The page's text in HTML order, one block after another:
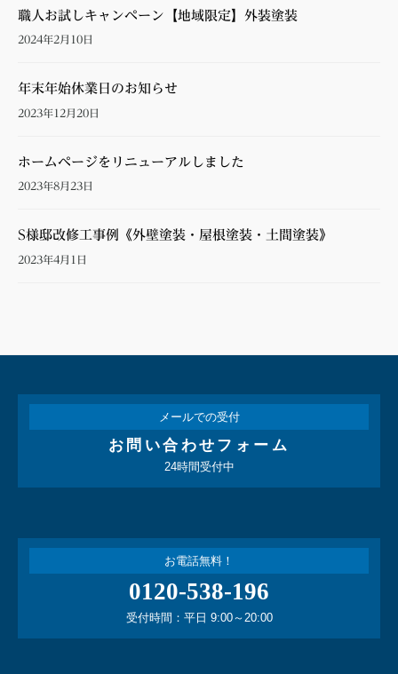
職人お試しキャンペーン【地域限定】外装塗装
2024年2月10日
年末年始休業日のお知らせ
2023年12月20日
ホームページをリニューアルしました
2023年8月23日
S様邸改修工事例《外壁塗装・屋根塗装・土間塗装》
2023年4月1日
メールでの受付
お問い合わせフォーム
24時間受付中
お電話無料！
0120-538-196
受付時間：平日 9:00～20:00